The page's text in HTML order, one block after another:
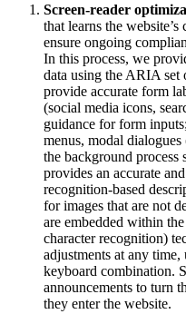
Screen-reader
that learns the
ensure ongoing
In this process, we
data using the ARIA set
provide accurate form
(social media icons,
guidance for form
menus, modal
the background process
provides an accurate
recognition-based
for images that are not
are embedded within
character recognition)
adjustments at any time,
keyboard combination.
announcements to turn
they enter the website.